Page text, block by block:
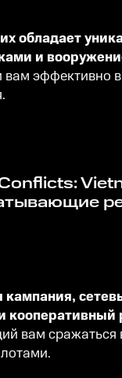
обладает
и
эффективно
кампания,
вам сражаться